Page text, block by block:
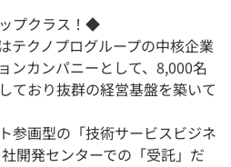
プクラス！◆
テクノプログループの中核企業
ンカンパニーとして、8,000名
ており抜群の経営基盤を築いて
参画型の「技術サービスビジネ
開発センターでの「受託」だ